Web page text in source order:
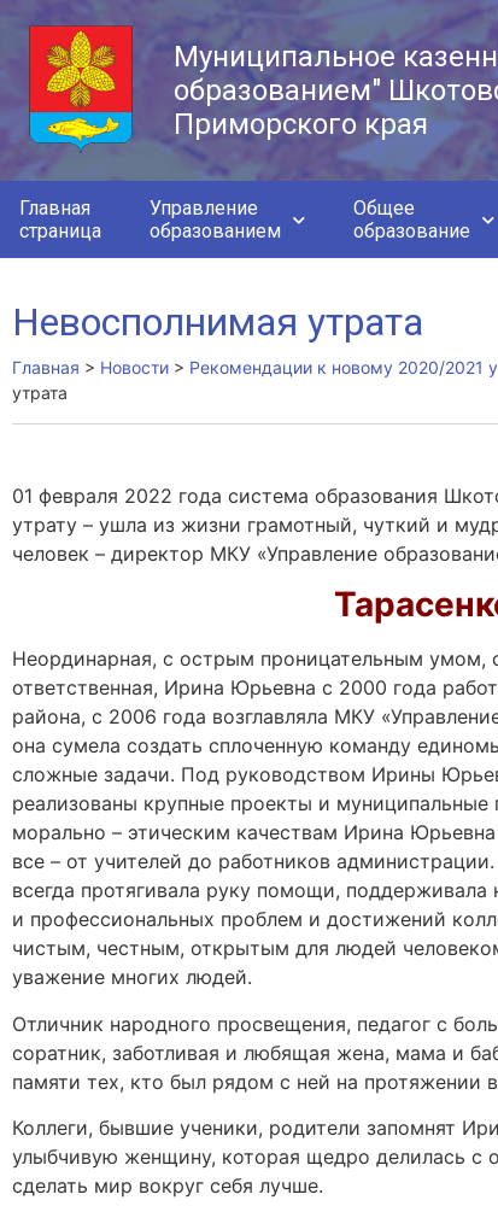
Муниципальное
образованием"
Приморского края
Главная
страница
Управление
образованием
Общее
образование
Невосполнимая утрата
Главная > Новости > Рекомендации к новому 2020/2021
утрата
01 февраля 2022 года система образования
утрату – ушла из жизни грамотный, чуткий и
человек – директор МКУ «Управление
Неординарная, с острым проницательным умом,
ответственная, Ирина Юрьевна с 2000 года
района, с 2006 года возглавляла МКУ
она сумела создать сплоченную команду
сложные задачи. Под руководством Ирины
реализованы крупные проекты и
морально – этическим качествам Ирина
все – от учителей до работников
всегда протягивала руку помощи,
и профессиональных проблем и достижений
чистым, честным, открытым для людей
уважение многих людей.
Отличник народного просвещения, педагог с
соратник, заботливая и любящая жена, мама и
памяти тех, кто был рядом с ней на протяжении
Коллеги, бывшие ученики, родители запомнят
улыбчивую женщину, которая щедро делилась
сделать мир вокруг себя лучше.